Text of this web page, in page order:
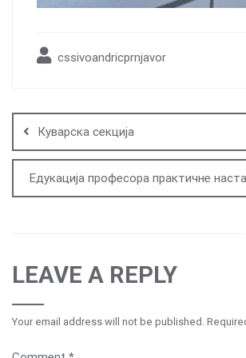
cssivoandricprnjavor
navigation
Куварска секција
Едукација професора практичне
LEAVE A REPLY
Your email address will not be published.